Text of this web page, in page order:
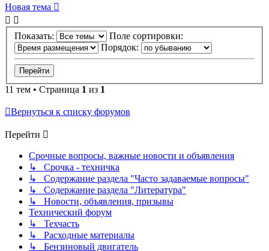
Новая тема
Показать:
Поле сортировки:
Порядок:
11 тем • Страница 1 из 1
Вернуться к списку форумов
Перейти
Срочные вопросы, важные новости и объявления
↳ Срочка - техничка
↳ Содержание раздела "Часто задаваемые вопросы"
↳ Содержание раздела "Литература"
↳ Новости, объявления, призывы
Технический форум
↳ Техчасть
↳ Расходные материалы
↳ Бензиновый двигатель